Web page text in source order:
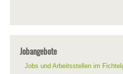
Jobangebote
Jobs und Arbeitsstellen im